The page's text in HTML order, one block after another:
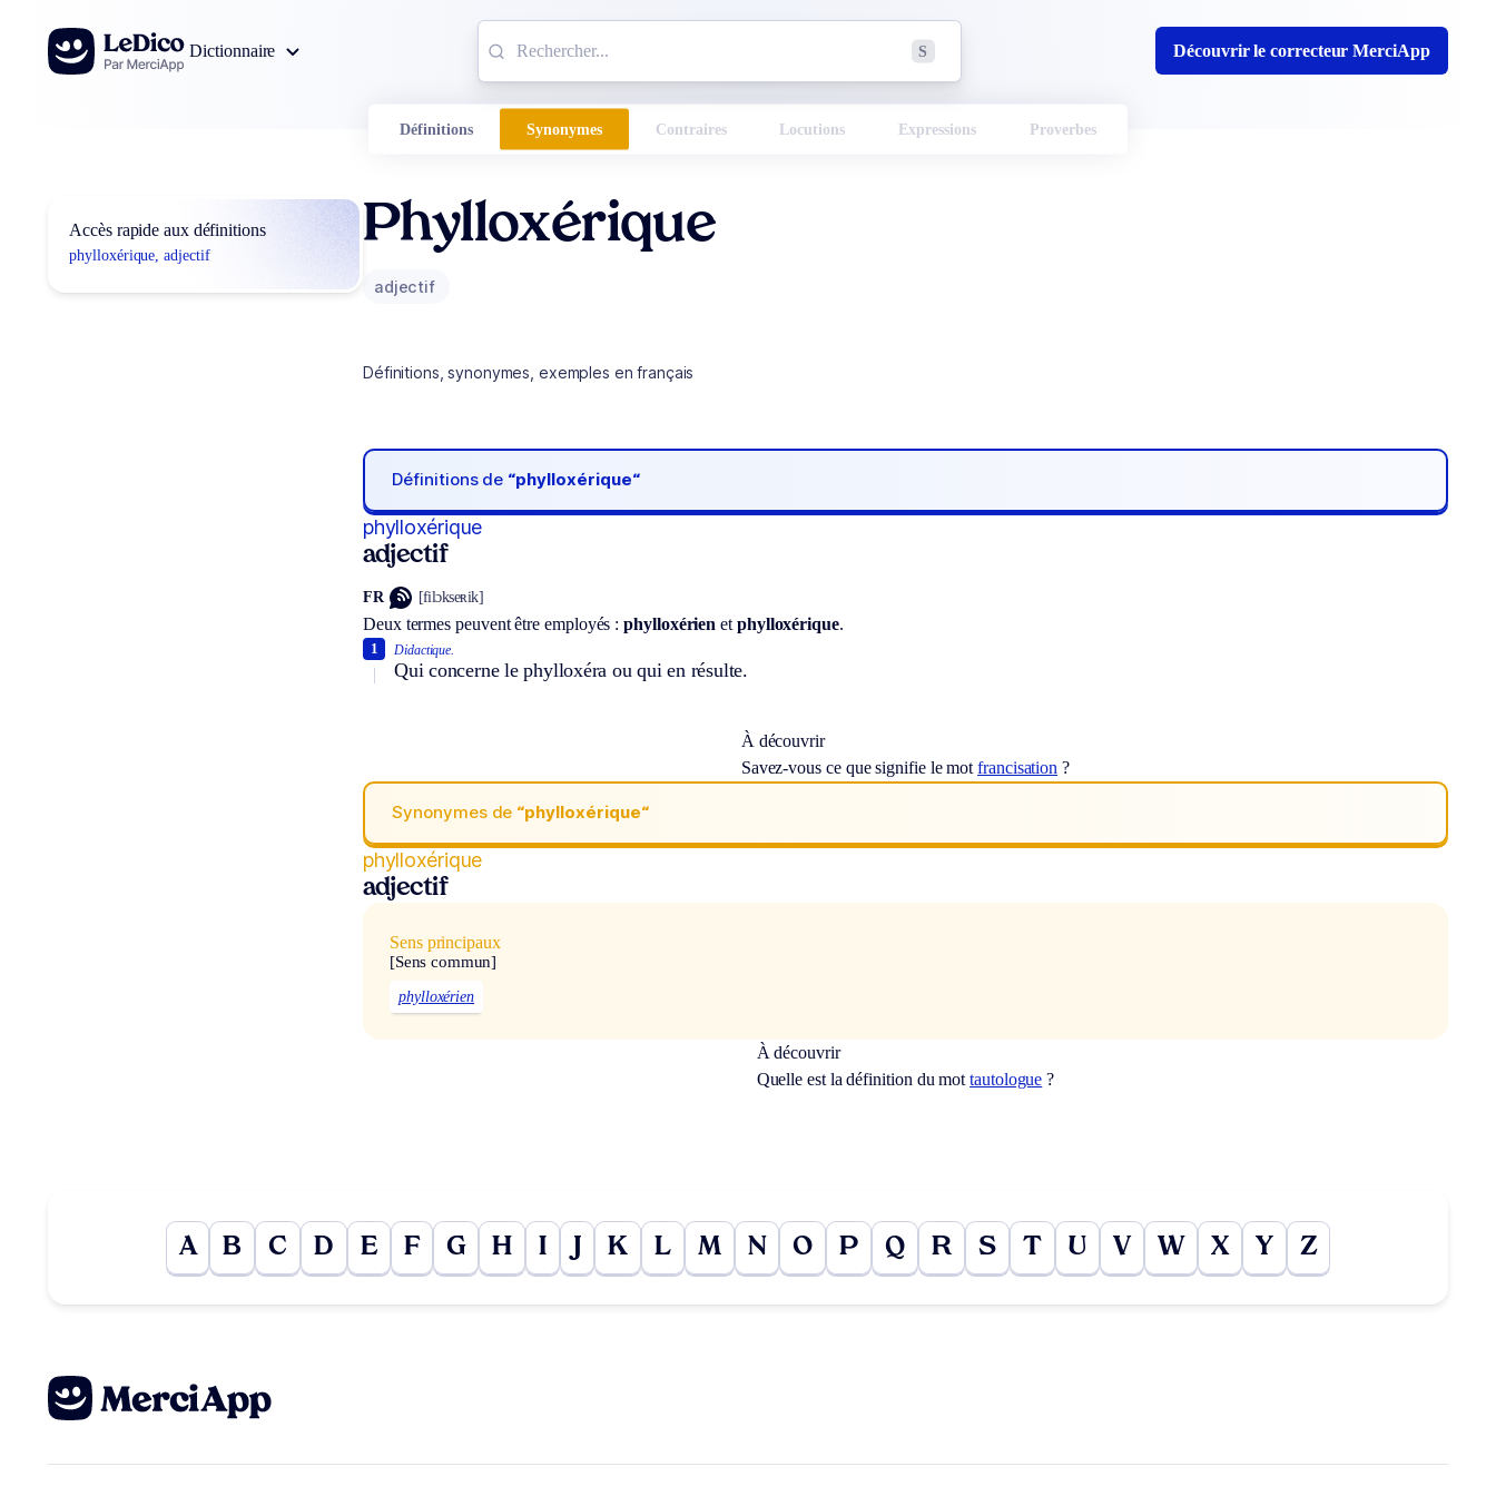
Aller au contenu
Dictionnaire
S Découvrir le correcteur MerciApp
Définitions Synonymes Contraires Locutions Expressions Proverbes
Accès rapide aux définitions
phylloxérique, adjectif
Phylloxérique
adjectif
Définitions, synonymes, exemples en français
Définitions de “phylloxérique“
phylloxérique
adjectif
FR [filɔkseʀik]
Deux termes peuvent être employés :phylloxérien et phylloxérique.
Didactique.
Qui concerne le phylloxéra ou qui en résulte.
1
À découvrir
Savez-vous ce que signifie le motfrancisation ?
Synonymes de “phylloxérique“
phylloxérique
adjectif
Sens principaux
[Sens commun]
phylloxérien
À découvrir
Quelle est la définition du mottautologue ?
A B C D E F G H I J K L M N O P Q R S T U V W X Y Z